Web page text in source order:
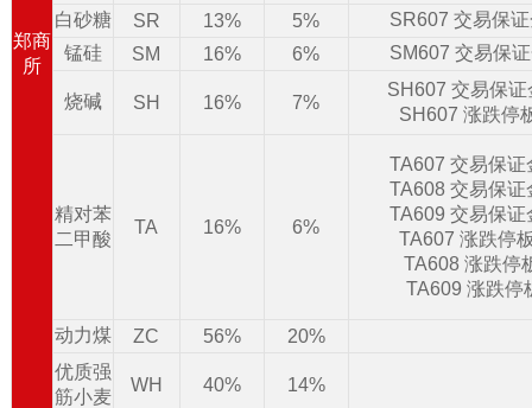
郑商
所
白砂糖
SR 13% 5%
SR607 交易保
锰硅
SM 16% 6% SM607 交易保
烧碱 SH 16% 7%
SH607 交易保
SH607 涨跌停
精对苯
二甲酸
TA 16% 6%
TA607 交易保
TA608 交易保
TA609 交易保
TA607 涨跌停
TA608 涨跌停
TA609 涨跌停
动力煤 ZC 56%
20%
优质强
筋小麦
WH 40% 14%